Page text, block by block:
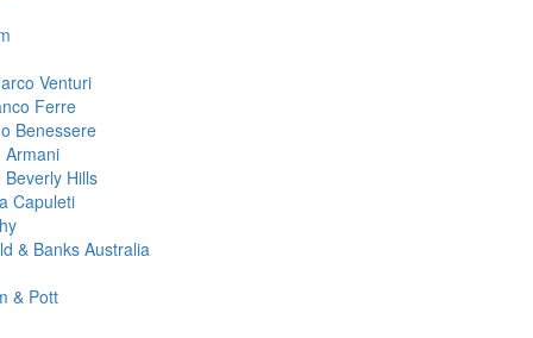
Venturi
Ferre
Benessere
Armani
Beverly Hills
Capuleti
& Banks Australia
& Pott